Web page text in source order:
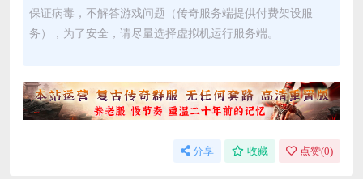
保证病毒，不解答游戏问题（传奇服务端提供付费架设服
务），为了安全，请尽量选择虚拟机运行服务端。
分享 收藏 点赞(0)